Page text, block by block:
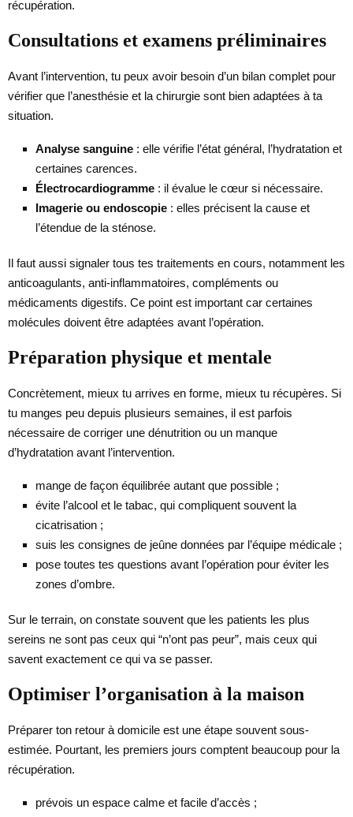
récupération.
Consultations et examens préliminaires
Avant l’intervention, tu peux avoir besoin d’un bilan complet pour
vérifier que l’anesthésie et la chirurgie sont bien adaptées à ta
situation.
Analyse sanguine : elle vérifie l’état général, l’hydratation et
certaines carences.
Électrocardiogramme : il évalue le cœur si nécessaire.
Imagerie ou endoscopie : elles précisent la cause et
l’étendue de la sténose.
Il faut aussi signaler tous tes traitements en cours, notamment les
anticoagulants, anti-inflammatoires, compléments ou
médicaments digestifs. Ce point est important car certaines
molécules doivent être adaptées avant l’opération.
Préparation physique et mentale
Concrètement, mieux tu arrives en forme, mieux tu récupères. Si
tu manges peu depuis plusieurs semaines, il est parfois
nécessaire de corriger une dénutrition ou un manque
d’hydratation avant l’intervention.
mange de façon équilibrée autant que possible ;
évite l’alcool et le tabac, qui compliquent souvent la
cicatrisation ;
suis les consignes de jeûne données par l’équipe médicale ;
pose toutes tes questions avant l’opération pour éviter les
zones d’ombre.
Sur le terrain, on constate souvent que les patients les plus
sereins ne sont pas ceux qui “n’ont pas peur”, mais ceux qui
savent exactement ce qui va se passer.
Optimiser l’organisation à la maison
Préparer ton retour à domicile est une étape souvent sous-
estimée. Pourtant, les premiers jours comptent beaucoup pour la
récupération.
prévois un espace calme et facile d’accès ;